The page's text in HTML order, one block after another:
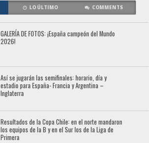
LO ÚLTIMO COMMENTS
GALERÍA DE FOTOS: ¡España campeón del Mundo
2026!
Así se jugarán las semifinales: horario, día y
estadio para España- Francia y Argentina –
Inglaterra
Resultados de la Copa Chile: en el norte mandaron
los equipos de la B y en el Sur los de la Liga de
Primera